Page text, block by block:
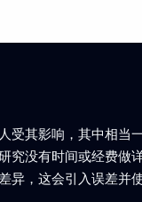
其影响，其中相
没有时间或经费
，这会引入误差并